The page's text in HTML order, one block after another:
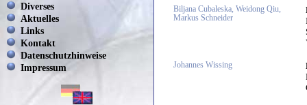
Diverses
Aktuelles
Links
Kontakt
Datenschutzhinweise
Impressum
Biljana Cubaleska, Weidong Qiu,
Markus Schneider
Johannes Wissing